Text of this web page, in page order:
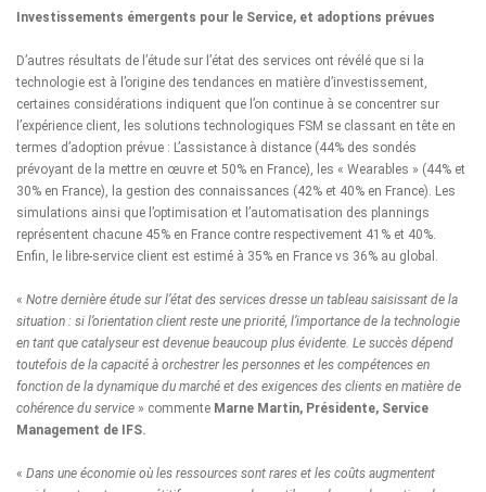
Investissements émergents pour le Service, et adoptions prévues
D’autres résultats de l’étude sur l’état des services ont révélé que si la
technologie est à l’origine des tendances en matière d’investissement,
certaines considérations indiquent que l’on continue à se concentrer sur
l’expérience client, les solutions technologiques FSM se classant en tête en
termes d’adoption prévue : L’assistance à distance (44% des sondés
prévoyant de la mettre en œuvre et 50% en France), les « Wearables » (44% et
30% en France), la gestion des connaissances (42% et 40% en France). Les
simulations ainsi que l’optimisation et l’automatisation des plannings
représentent chacune 45% en France contre respectivement 41% et 40%.
Enfin, le libre-service client est estimé à 35% en France vs 36% au global.
« Notre dernière étude sur l’état des services dresse un tableau saisissant de la
situation : si l’orientation client reste une priorité, l’importance de la technologie
en tant que catalyseur est devenue beaucoup plus évidente. Le succès dépend
toutefois de la capacité à orchestrer les personnes et les compétences en
fonction de la dynamique du marché et des exigences des clients en matière de
cohérence du service » commente Marne Martin, Présidente, Service
Management de IFS.
« Dans une économie où les ressources sont rares et les coûts augmentent